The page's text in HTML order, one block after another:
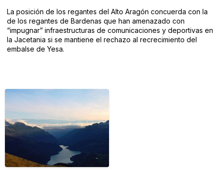
La posición de los regantes del Alto Aragón concuerda con la
de los regantes de Bardenas que han amenazado con
“impugnar” infraestructuras de comunicaciones y deportivas en
la Jacetania si se mantiene el rechazo al recrecimiento del
embalse de Yesa.